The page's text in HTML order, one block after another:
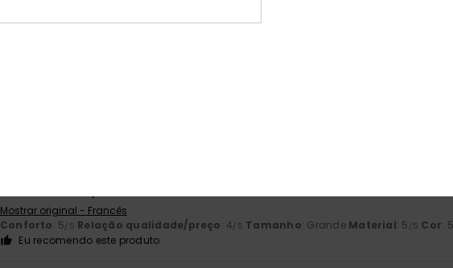
Mostrar original - Francês
Conforto: 5/5 Relação qualidade/preço: 4/5 Tamanho: Grande Material: 5 /5 Cor: 5
Eu recomendo este produto